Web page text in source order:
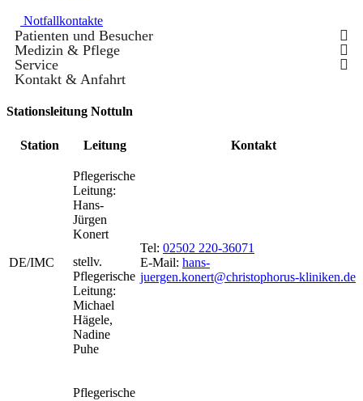
Notfallkontakte
Patienten und Besucher
Medizin & Pflege
Service
Kontakt & Anfahrt
Stationsleitung Nottuln
Station Leitung Kontakt
DE/IMC
Pflegerische
Leitung:
Hans-
Jürgen
Konert
stellv.
Pflegerische
Leitung:
Michael
Hägele,
Nadine
Puhe
Tel: 02502 220-36071
E-Mail: hans-
juergen.konert@christophorus-kliniken.de
Pflegerische